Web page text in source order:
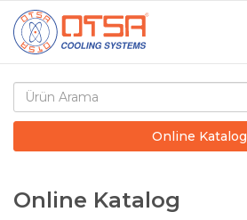
Online Katalog
Online Katalog